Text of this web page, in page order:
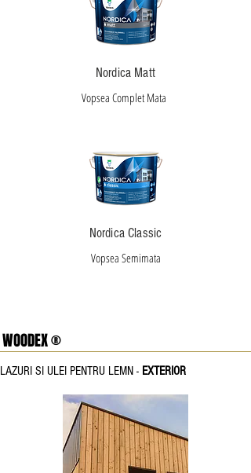
Nordica Matt
Vopsea Complet Mata
Nordica Classic
Vopsea Semimata
WOODEX ®
LAZURI SI ULEI PENTRU LEMN - EXTERIOR